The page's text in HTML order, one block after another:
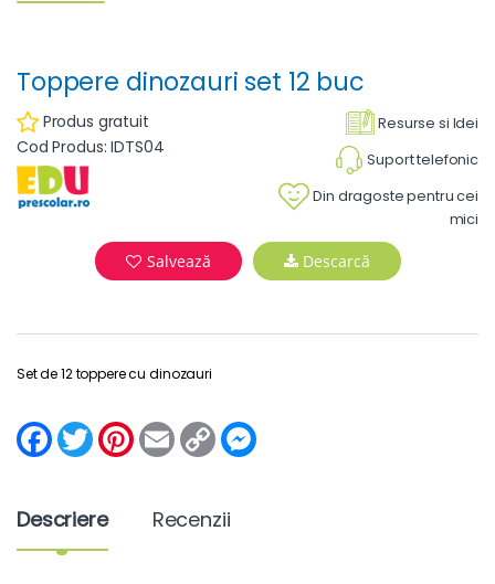
Toppere dinozauri set 12 buc
Resurse si Idei
Suport telefonic
Din dragoste pentru cei
mici
Produs gratuit
Cod Produs: IDTS04
Salvează Descarcă
Set de 12 toppere cu dinozauri
F
a
o
k
T
w
e
P
E
m
C
o
i
Descriere Recenzii